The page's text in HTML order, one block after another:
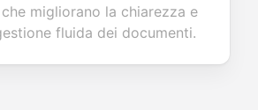
migliorano la chiarezza e
fluida dei documenti.